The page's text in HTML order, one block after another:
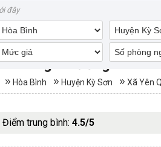
nghỉ dưỡng Xã
Hòa Bình Huyện Kỳ Sơn Xã Yên
Điểm trung bình: 4.5/5
đây